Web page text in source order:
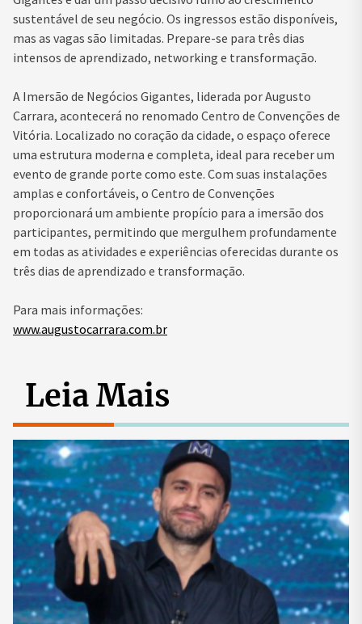
sustentável de seu negócio. Os ingressos estão disponíveis,
mas as vagas são limitadas. Prepare-se para três dias
intensos de aprendizado, networking e transformação.
A Imersão de Negócios Gigantes, liderada por Augusto
Carrara, acontecerá no renomado Centro de Convenções de
Vitória. Localizado no coração da cidade, o espaço oferece
uma estrutura moderna e completa, ideal para receber um
evento de grande porte como este. Com suas instalações
amplas e confortáveis, o Centro de Convenções
proporcionará um ambiente propício para a imersão dos
participantes, permitindo que mergulhem profundamente
em todas as atividades e experiências oferecidas durante os
três dias de aprendizado e transformação.
Para mais informações:
www.augustocarrara.com.br
Leia Mais